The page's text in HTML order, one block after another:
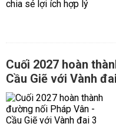
Cuối 2027 hoàn
Cầu Giẽ với Vành